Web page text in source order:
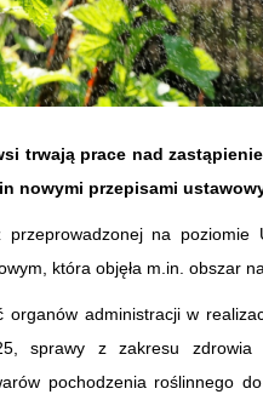
trwają prace nad
nowymi przepisami
na poziomie
która objęła m.in. obszar
organów administracji w
sprawy z zakresu
pochodzenia roślinnego